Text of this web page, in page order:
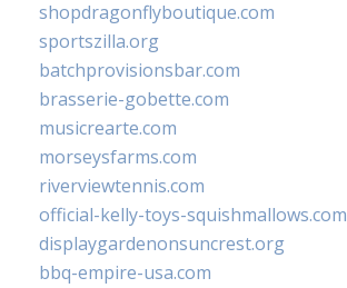
shopdragonflyboutique.com
sportszilla.org
batchprovisionsbar.com
brasserie-gobette.com
musicrearte.com
morseysfarms.com
riverviewtennis.com
official-kelly-toys-squishmallows.com
displaygardenonsuncrest.org
bbq-empire-usa.com